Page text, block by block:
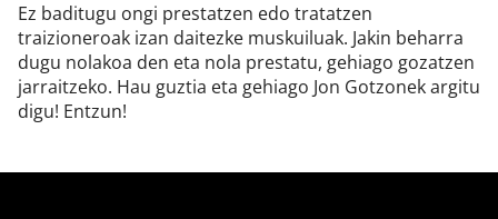
Ez baditugu ongi prestatzen edo tratatzen
traizioneroak izan daitezke muskuiluak. Jakin beharra
dugu nolakoa den eta nola prestatu, gehiago gozatzen
jarraitzeko. Hau guztia eta gehiago Jon Gotzonek argitu
digu! Entzun!